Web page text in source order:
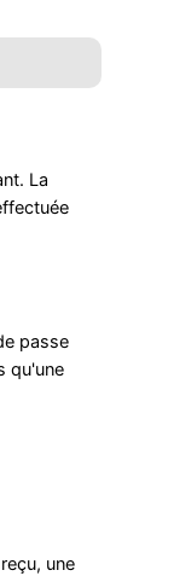
La
passe
qu'une
une